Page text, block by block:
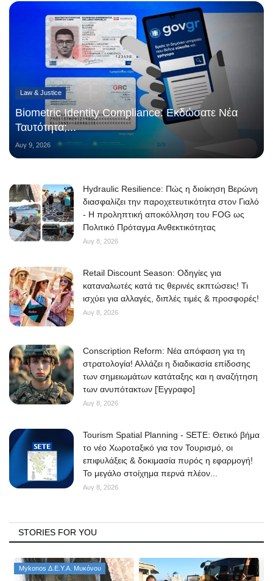
Law & Justice
Biometric Identity Compliance: Εκδώσατε Νέα
Ταυτότητα;...
Αυγ 9, 2026
Hydraulic Resilience: Πώς η διοίκηση Βερώνη
διασφαλίζει την παροχετευτικότητα στον Γιαλό
- Η προληπτική αποκόλληση του FOG ως
Πολιτικό Πρόταγμα Ανθεκτικότητας
Αυγ 8, 2026
Retail Discount Season: Οδηγίες για
καταναλωτές κατά τις θερινές εκπτώσεις! Τι
ισχύει για αλλαγές, διπλές τιμές & προσφορές!
Αυγ 8, 2026
Conscription Reform: Νέα απόφαση για τη
στρατολογία! Αλλάζει η διαδικασία επίδοσης
των σημειωμάτων κατάταξης και η αναζήτηση
των ανυπότακτων [Έγγραφο]
Αυγ 8, 2026
Tourism Spatial Planning - SETE: Θετικό βήμα
το νέο Χωροταξικό για τον Τουρισμό, οι
επιφυλάξεις & δοκιμασία πυρός η εφαρμογή!
Το μεγάλο στοίχημα περνά πλέον...
Αυγ 8, 2026
STORIES FOR YOU
Mykonos Δ.Ε.Υ.Α. Μυκόνου